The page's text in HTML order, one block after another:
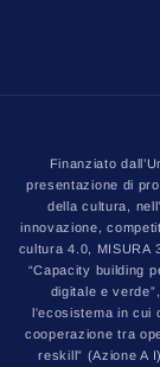
Finanziato
presentazione di
della cultura,
innovazione,
cultura 4.0, MISURA
“Capacity building
digitale e
l'ecosistema in cui
cooperazione tra
reskill” (Azione A